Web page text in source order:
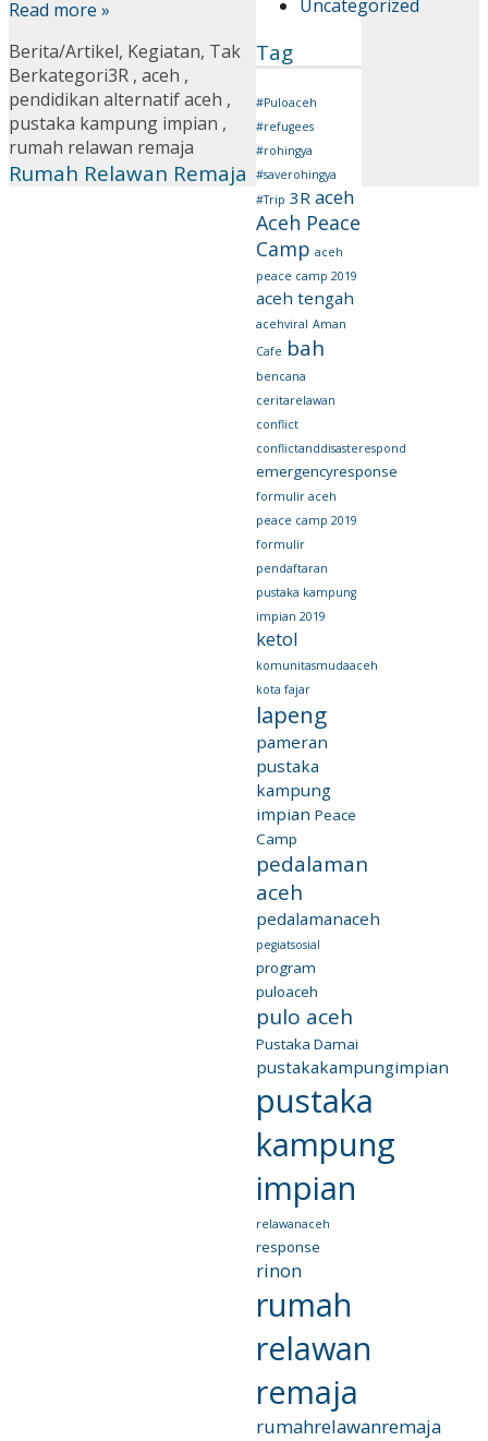
Uncategorized
Tag
#Puloaceh
#refugees
#rohingya
#saverohingya
#Trip 3R aceh
Aceh Peace
Camp aceh
peace camp 2019
aceh tengah
acehviral Aman
Cafe bah
bencana
ceritarelawan
conflict
conflictanddisasterespond
emergencyresponse
formulir aceh
peace camp 2019
formulir
pendaftaran
pustaka kampung
impian 2019
ketol
komunitasmudaaceh
kota fajar
lapeng
pameran
pustaka
kampung
impian Peace
Camp
pedalaman
aceh
pedalamanaceh
pegiatsosial
program
puloaceh
pulo aceh
Pustaka Damai
pustakakampungimpian
pustaka
kampung
impian
relawanaceh
response
rinon
rumah
relawan
remaja
rumahrelawanremaja
Read more »
Berita/Artikel, Kegiatan, Tak
Berkategori3R , aceh ,
pendidikan alternatif aceh ,
pustaka kampung impian ,
rumah relawan remaja
Rumah Relawan Remaja